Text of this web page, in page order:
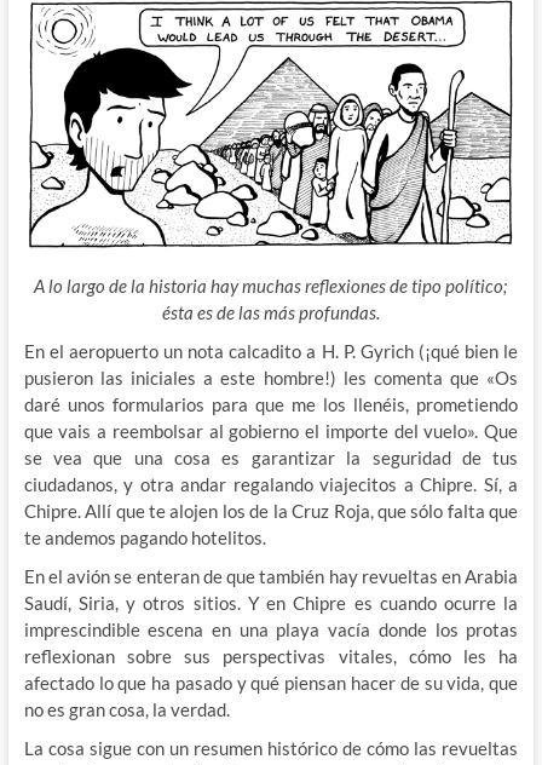
A lo largo de la historia hay muchas reflexiones de tipo político;
ésta es de las más profundas.
En el aeropuerto un nota calcadito a H. P. Gyrich (¡qué bien le
pusieron las iniciales a este hombre!) les comenta que «Os
daré unos formularios para que me los llenéis, prometiendo
que vais a reembolsar al gobierno el importe del vuelo». Que
se vea que una cosa es garantizar la seguridad de tus
ciudadanos, y otra andar regalando viajecitos a Chipre. Sí, a
Chipre. Allí que te alojen los de la Cruz Roja, que sólo falta que
te andemos pagando hotelitos.
En el avión se enteran de que también hay revueltas en Arabia
Saudí, Siria, y otros sitios. Y en Chipre es cuando ocurre la
imprescindible escena en una playa vacía donde los protas
reflexionan sobre sus perspectivas vitales, cómo les ha
afectado lo que ha pasado y qué piensan hacer de su vida, que
no es gran cosa, la verdad.
La cosa sigue con un resumen histórico de cómo las revueltas